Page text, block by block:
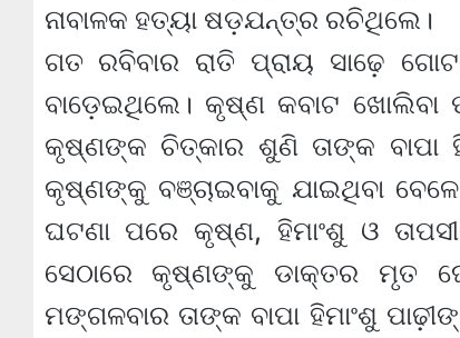
ନାବାଳକ ହତ୍ୟା ଷଡ଼ଯନ୍ତ୍ର ରଚିଥିଲେ।
ଗତ ରବିବାର ରାତି ପ୍ରାୟ ସାଢ଼େ
ବାଡ଼େଇଥିଲେ। କୃଷ୍ଣ କବାଟ
କୃଷ୍ଣଙ୍କ ଚିତ୍କାର ଶୁଣି ତାଙ୍କ ବାପା
କୃଷ୍ଣଙ୍କୁ ବଞ୍ଚାଇବାକୁ ଯାଇଥିବା
ଘଟଣା ପରେ କୃଷ୍ଣ, ହିମାଂଶୁ ଓ
ସେଠାରେ କୃଷ୍ଣଙ୍କୁ ଡାକ୍ତର ମୃତ
ମଙ୍ଗଳବାର ତାଙ୍କ ବାପା ହିମାଂଶୁ